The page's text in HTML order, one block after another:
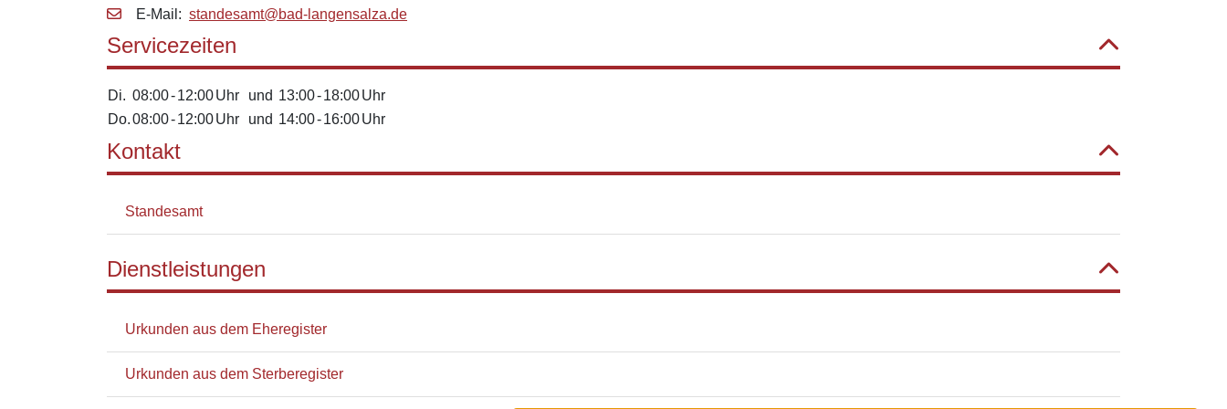
E‑Mail: standesamt@bad-langensalza.de
Servicezeiten
Di. 08:00-12:00Uhr und 13:00-18:00Uhr
Do.08:00-12:00Uhr und 14:00-16:00Uhr
Kontakt
Standesamt
Dienstleistungen
Urkunden aus dem Eheregister
Urkunden aus dem Sterberegister